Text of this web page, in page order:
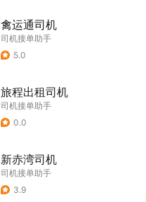
禽运通司机
司机接单助手
5.0
旅程出租司机
司机接单助手
0.0
新赤湾司机
司机接单助手
3.9